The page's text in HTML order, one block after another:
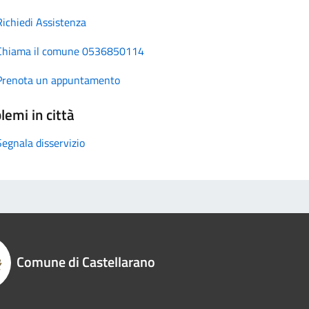
Assistenza
il comune 0536850114
un appuntamento
in città
disservizio
Comune di Castellarano